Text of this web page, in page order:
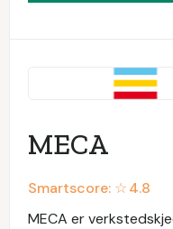
MECA
Smartscore: ☆4.8
MECA er